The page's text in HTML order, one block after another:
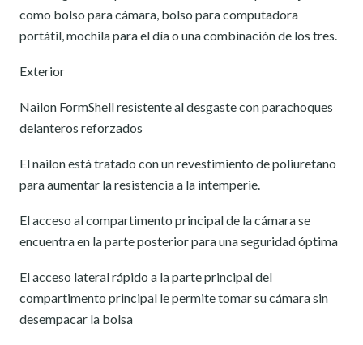
como bolso para cámara, bolso para computadora
portátil, mochila para el día o una combinación de los tres.
Exterior
Nailon FormShell resistente al desgaste con parachoques
delanteros reforzados
El nailon está tratado con un revestimiento de poliuretano
para aumentar la resistencia a la intemperie.
El acceso al compartimento principal de la cámara se
encuentra en la parte posterior para una seguridad óptima
El acceso lateral rápido a la parte principal del
compartimento principal le permite tomar su cámara sin
desempacar la bolsa